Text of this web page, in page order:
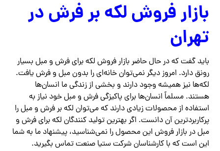
بازار فروش لکه بر فرش در
تهران
باید گفت که در حال حاضر بازار فروش لکه برای فرش و مبل بسیار
رونق دارد. امروز دیگر نمی‌توان خانه‌ای را بدون مبل و فرش یافت.
لکه‌ها نیز همیشه وجود دارند و بخشی از زندگی ما انسان‌ها
هستند. مسلماً انسان‌ها برای پاکیزگی فرش و مبل خود نیاز به
استفاده از محصولات زیادی دارند که می‌توان لکه بر فرش و مبل را
پرکاربردترین آن دانست. اگر بهترین تولید کنندگان لکه برای فرش و
مبل در بازار فروش این محصول را نمی‌شناسید، پیشنهاد ما به شما
این است که با کارشناسان شرکت ستیا صنعت تماس بگیرید.